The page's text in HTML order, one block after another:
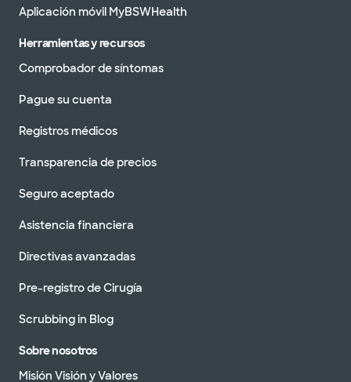
Aplicación móvil MyBSWHealth
Herramientas y recursos
Comprobador de síntomas
Pague su cuenta
Registros médicos
Transparencia de precios
Seguro aceptado
Asistencia financiera
Directivas avanzadas
Pre-registro de Cirugía
Scrubbing in Blog
Sobre nosotros
Misión Visión y Valores